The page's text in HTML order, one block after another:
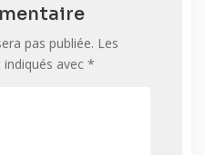
pas publiée. Les
avec *